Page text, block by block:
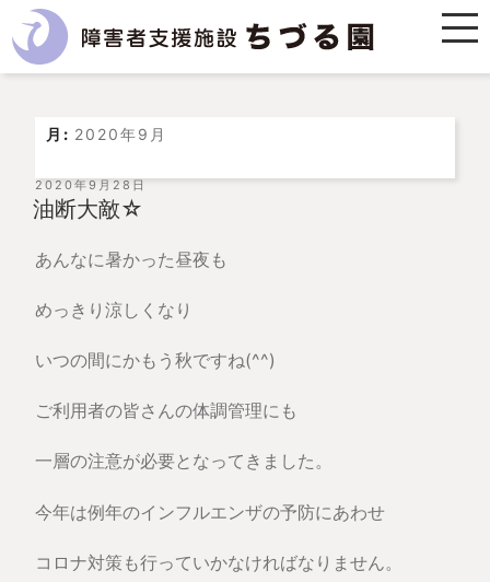
月: 2020年9月
投
稿
日:
2020年9月28日
油断大敵☆
あんなに暑かった昼夜も
めっきり涼しくなり
いつの間にかもう秋ですね(^^)
ご利用者の皆さんの体調管理にも
一層の注意が必要となってきました。
今年は例年のインフルエンザの予防にあわせ
コロナ対策も行っていかなければなりません。